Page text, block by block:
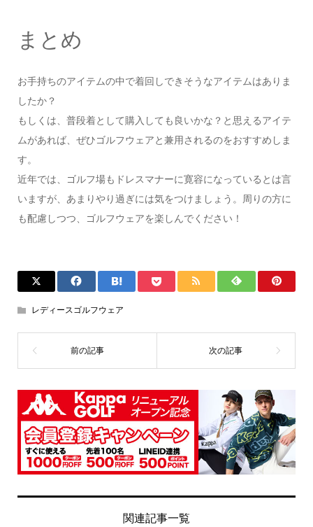
まとめ
お手持ちのアイテムの中で着回しできそうなアイテムはありま
したか？
もしくは、普段着として購入しても良いかな？と思えるアイテ
ムがあれば、ぜひゴルフウェアと兼用されるのをおすすめしま
す。
近年では、ゴルフ場もドレスマナーに寛容になっているとは言
いますが、あまりやり過ぎには気をつけましょう。周りの方に
も配慮しつつ、ゴルフウェアを楽しんでください！
レディースゴルフウェア
関連記事一覧